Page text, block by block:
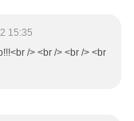
15:35
/> <br /> <br /> <br